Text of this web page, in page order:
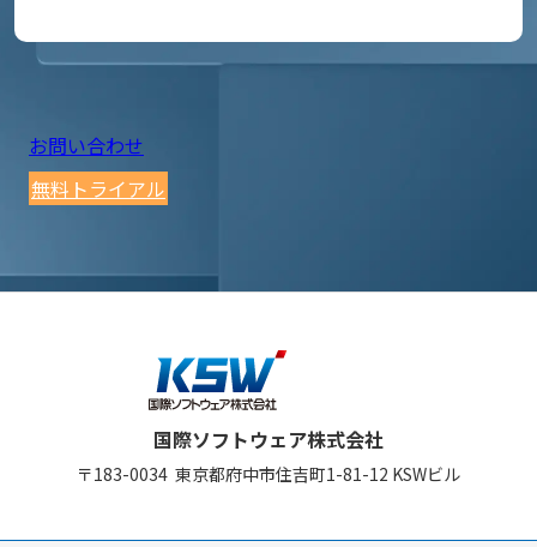
お問い合わせ
無料トライアル
国際ソフトウェア株式会社
〒183-0034 東京都府中市住吉町1-81-12 KSWビル